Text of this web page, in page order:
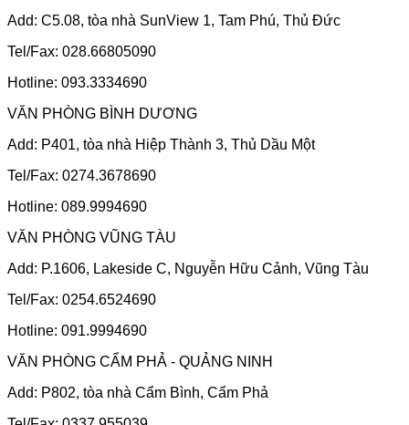
Add: C5.08, tòa nhà SunView 1, Tam Phú, Thủ Đức
Tel/Fax: 028.66805090
Hotline: 093.3334690
VĂN PHÒNG BÌNH DƯƠNG
Add: P401, tòa nhà Hiệp Thành 3, Thủ Dầu Một
Tel/Fax: 0274.3678690
Hotline: 089.9994690
VĂN PHÒNG VŨNG TÀU
Add: P.1606, Lakeside C, Nguyễn Hữu Cảnh, Vũng Tàu
Tel/Fax: 0254.6524690
Hotline: 091.9994690
VĂN PHÒNG CẨM PHẢ - QUẢNG NINH
Add: P802, tòa nhà Cẩm Bình, Cẩm Phả